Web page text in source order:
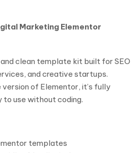
Marketing Elementor
clean template kit built for SEO
and creative startups.
of Elementor, it’s fully
to use without coding.
templates